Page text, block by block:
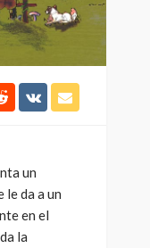
un
le da a un
en el
la